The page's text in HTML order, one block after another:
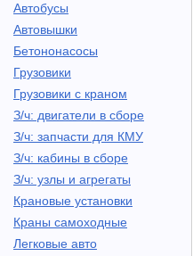
Автобусы
Автовышки
Бетононасосы
Грузовики
Грузовики с краном
З/ч: двигатели в сборе
З/ч: запчасти для КМУ
З/ч: кабины в сборе
З/ч: узлы и агрегаты
Крановые установки
Краны самоходные
Легковые авто